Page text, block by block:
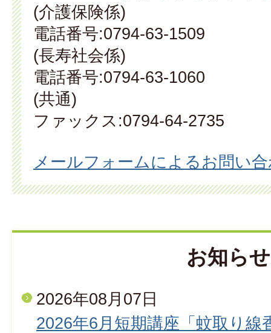
(介護保険係)
電話番号:0794-63-1509
(長寿社会係)
電話番号:0794-63-1060
(共通)
ファックス:0794-64-2735
メールフォームによるお問い
お知らせ
2026年08月07日
2026年6月短期講座「蚊取り